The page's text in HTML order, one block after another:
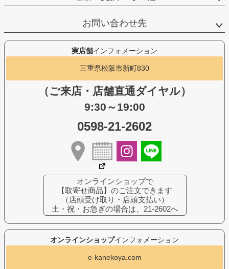
お問い合わせ先
オンラインショップインフォメーション
e-kanekoya.com
実店舗インフォメーション
三重県松阪市新町830
（ご来店・店舗直通ダイヤル）
9:30～19:00
0598-21-2602
オンラインショップで
【取寄せ商品】のご注文できます
（店頭受け取り・店頭支払い）
土・祝・お急ぎの場合は、21-2602へ